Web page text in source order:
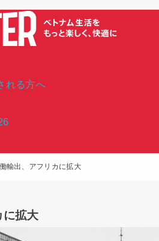
れる方へ
輸出、アフリカに拡大
に拡大